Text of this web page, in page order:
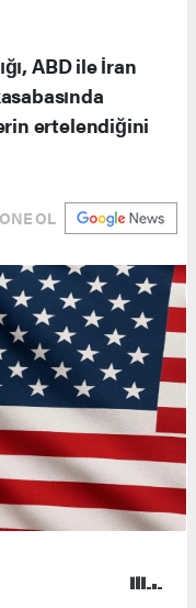
ABD ile İran
ertelendiğini
OL